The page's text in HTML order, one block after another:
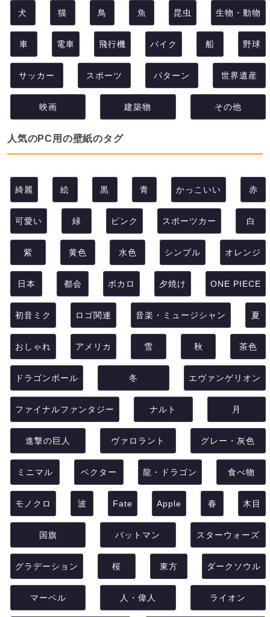
犬 猫 鳥 魚 昆虫 生物・動物
車 電車 飛行機 バイク 船 野球
サッカー スポーツ パターン 世界遺産
映画 建築物 その他
人気のPC用の壁紙のタグ
綺麗 絵 黒 青 かっこいい 赤
可愛い 緑 ピンク スポーツカー 白
紫 黄色 水色 シンプル オレンジ
日本 都会 ボカロ 夕焼け ONE PIECE
初音ミク ロゴ関連 音楽・ミュージシャン 夏
おしゃれ アメリカ 雪 秋 茶色
ドラゴンボール 冬 エヴァンゲリオン
ファイナルファンタジー ナルト 月
進撃の巨人 ヴァロラント グレー・灰色
ミニマル ベクター 龍・ドラゴン 食べ物
モノクロ 波 Fate Apple 春 木目
国旗 バットマン スターウォーズ
グラデーション 桜 東方 ダークソウル
マーベル 人・偉人 ライオン